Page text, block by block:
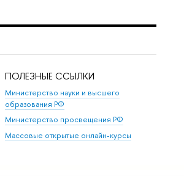
ПОЛЕЗНЫЕ ССЫЛКИ
Министерство науки и высшего
образования РФ
Министерство просвещения РФ
Массовые открытые онлайн-курсы